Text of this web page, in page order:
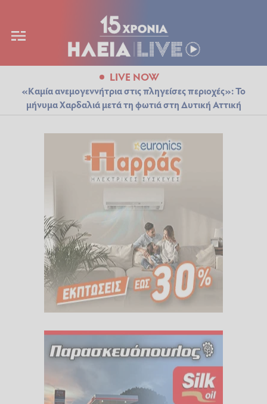
LIVE NOW
«Καμία ανεμογεννήτρια στις πληγείσες περιοχές»: Το
μήνυμα Χαρδαλιά μετά τη φωτιά στη Δυτική Αττική